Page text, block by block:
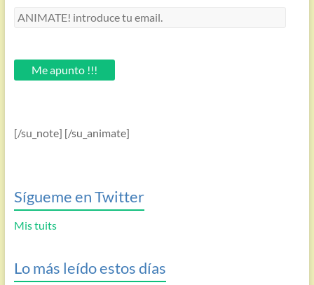
ANIMATE!
email.Me apunto !!!
[/su_note] [/su_animate]
Sígueme en Twitter
Mis tuits
Lo más leído estos días